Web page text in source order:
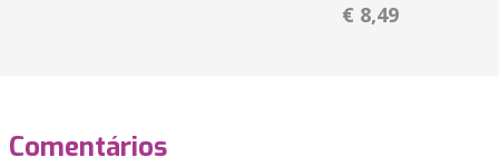
€ 8,49
Comentários